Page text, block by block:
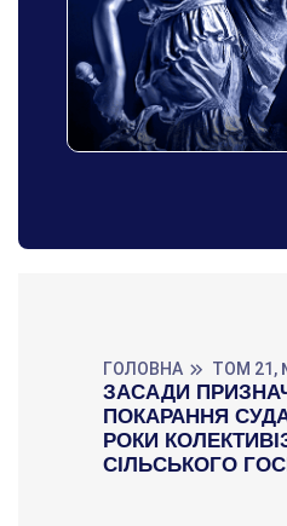
ГОЛОВНА ТОМ 21,
ЗАСАДИ
ПОКАРАННЯ
РОКИ
СІЛЬСЬКОГО